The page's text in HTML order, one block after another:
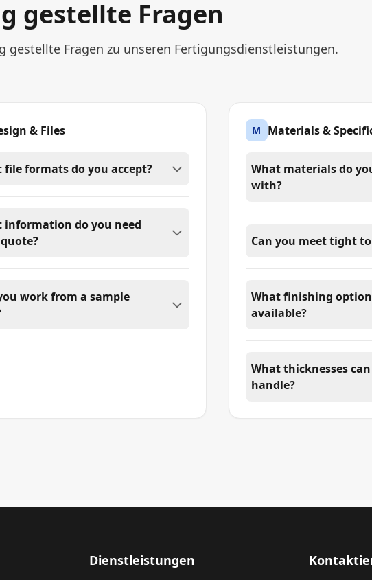
gestellte Fragen
gestellte Fragen zu unseren Fertigungsdienstleistungen.
& Files
file formats do you accept?
information do you need
work from a sample
M Materials &
What materials do
with?
Can you meet tight
What finishing
available?
What thicknesses
handle?
Dienstleistungen